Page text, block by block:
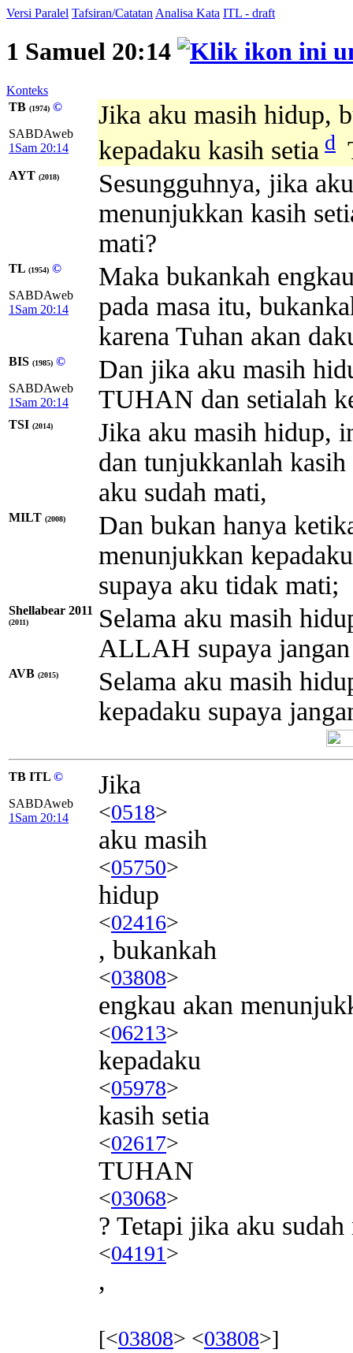
Versi Paralel Tafsiran/Catatan Analisa Kata ITL - draft
1 Samuel 20:14
Konteks
TB (1974) ©
SABDAweb
1Sam 20:14
Jika aku masih hidup,
kepadaku kasih setia d
AYT (2018)
Sesungguhnya, jika
menunjukkan kasih
mati?
TL (1954) ©
SABDAweb
1Sam 20:14
Maka bukankah
pada masa itu,
karena Tuhan akan
BIS (1985) ©
SABDAweb
1Sam 20:14
Dan jika aku masih
TUHAN dan setialah
TSI (2014)
Jika aku masih hidup,
dan tunjukkanlah
aku sudah mati,
MILT (2008)
Dan bukan hanya
menunjukkan
supaya aku tidak mati;
Shellabear 2011
(2011)
Selama aku masih
ALLAH supaya
AVB (2015)
Selama aku masih
kepadaku supaya
TB ITL ©
SABDAweb
1Sam 20:14
Jika
<0518>
aku masih
<05750>
hidup
<02416>
, bukankah
<03808>
engkau akan
<06213>
kepadaku
<05978>
kasih setia
<02617>
TUHAN
<03068>
? Tetapi jika aku sudah
<04191>
,
[<03808> <03808>]